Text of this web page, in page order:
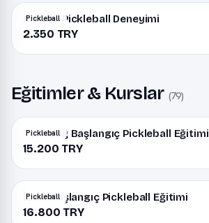
Pickleball
Ankara Pickleball Deneyimi
2.350 TRY
Eğitimler & Kurslar (79)
Pickleball
Tekirdağ Başlangıç Pickleball Eğitimi
15.200 TRY
Pickleball
İzmir Başlangıç Pickleball Eğitimi
16.800 TRY